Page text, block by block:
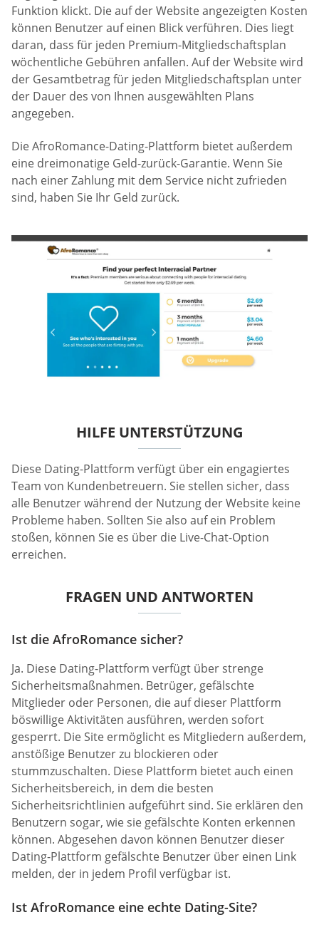
Funktion klickt. Die auf der Website angezeigten Kosten
können Benutzer auf einen Blick verführen. Dies liegt
daran, dass für jeden Premium-Mitgliedschaftsplan
wöchentliche Gebühren anfallen. Auf der Website wird
der Gesamtbetrag für jeden Mitgliedschaftsplan unter
der Dauer des von Ihnen ausgewählten Plans
angegeben.
Die AfroRomance-Dating-Plattform bietet außerdem
eine dreimonatige Geld-zurück-Garantie. Wenn Sie
nach einer Zahlung mit dem Service nicht zufrieden
sind, haben Sie Ihr Geld zurück.
HILFE UNTERSTÜTZUNG
Diese Dating-Plattform verfügt über ein engagiertes
Team von Kundenbetreuern. Sie stellen sicher, dass
alle Benutzer während der Nutzung der Website keine
Probleme haben. Sollten Sie also auf ein Problem
stoßen, können Sie es über die Live-Chat-Option
erreichen.
FRAGEN UND ANTWORTEN
Ist die AfroRomance sicher?
Ja. Diese Dating-Plattform verfügt über strenge
Sicherheitsmaßnahmen. Betrüger, gefälschte
Mitglieder oder Personen, die auf dieser Plattform
böswillige Aktivitäten ausführen, werden sofort
gesperrt. Die Site ermöglicht es Mitgliedern außerdem,
anstößige Benutzer zu blockieren oder
stummzuschalten. Diese Plattform bietet auch einen
Sicherheitsbereich, in dem die besten
Sicherheitsrichtlinien aufgeführt sind. Sie erklären den
Benutzern sogar, wie sie gefälschte Konten erkennen
können. Abgesehen davon können Benutzer dieser
Dating-Plattform gefälschte Benutzer über einen Link
melden, der in jedem Profil verfügbar ist.
Ist AfroRomance eine echte Dating-Site?